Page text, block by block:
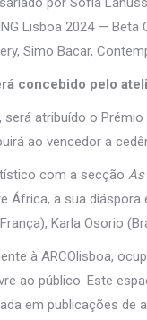
Lisboa 2024 —
Simo Bacar,
concebido pelo
atribuído o
ao vencedor a
com a secção As
África, a sua
Karla Osorio
à ARCOlisboa,
ao público. Este
em publicações